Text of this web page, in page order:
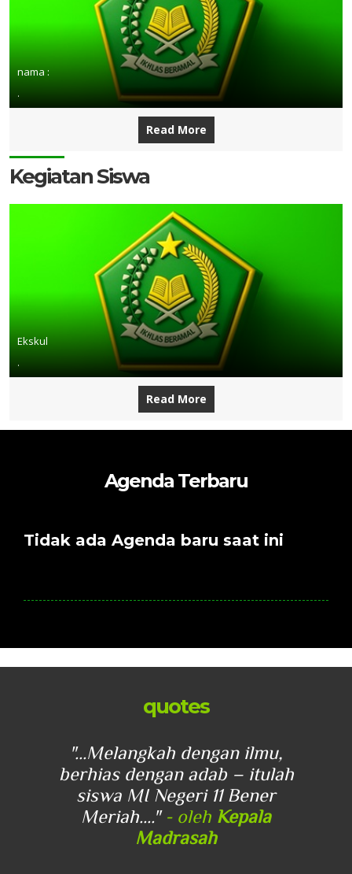
nama :
.
Read More
Kegiatan Siswa
Ekskul
.
Read More
Agenda Terbaru
Tidak ada Agenda baru saat ini
quotes
"...Melangkah dengan ilmu,
berhias dengan adab – itulah
siswa MI Negeri 11 Bener
Meriah...." - oleh Kepala
Madrasah